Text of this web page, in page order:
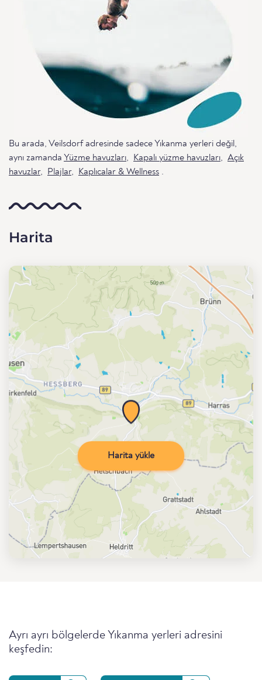
Bu arada, Veilsdorf adresinde sadece Yıkanma yerleri değil,
aynı zamanda Yüzme havuzları, Kapalı yüzme havuzları, Açık
havuzlar, Plajlar, Kaplıcalar & Wellness .
Harita
Harita yükle
Ayrı ayrı bölgelerde Yıkanma yerleri adresini
keşfedin: